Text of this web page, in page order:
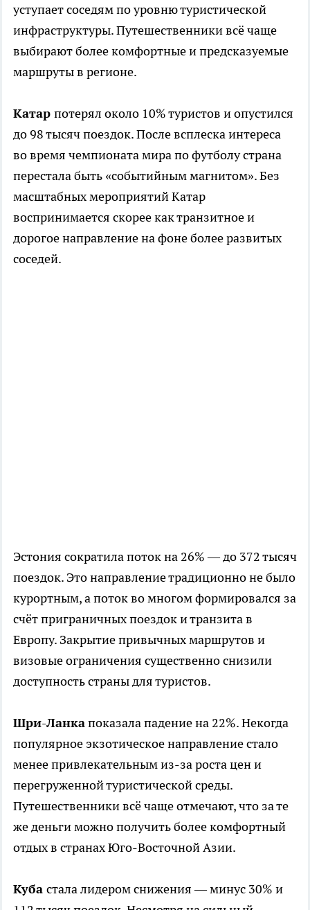
уступает соседям по уровню туристической
инфраструктуры. Путешественники всё чаще
выбирают более комфортные и предсказуемые
маршруты в регионе.
Катар потерял около 10% туристов и опустился
до 98 тысяч поездок. После всплеска интереса
во время чемпионата мира по футболу страна
перестала быть «событийным магнитом». Без
масштабных мероприятий Катар
воспринимается скорее как транзитное и
дорогое направление на фоне более развитых
соседей.
Эстония сократила поток на 26% — до 372 тысяч
поездок. Это направление традиционно не было
курортным, а поток во многом формировался за
счёт приграничных поездок и транзита в
Европу. Закрытие привычных маршрутов и
визовые ограничения существенно снизили
доступность страны для туристов.
Шри-Ланкапоказала падение на 22%. Некогда
популярное экзотическое направление стало
менее привлекательным из-за роста цен и
перегруженной туристической среды.
Путешественники всё чаще отмечают, что за те
же деньги можно получить более комфортный
отдых в странах Юго-Восточной Азии.
Куба стала лидером снижения — минус 30% и